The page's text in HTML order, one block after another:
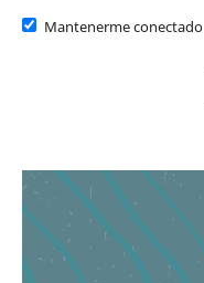
Mantenerme conectado